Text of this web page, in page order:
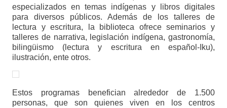
especializados en temas indígenas y libros digitales
para diversos públicos. Además de los talleres de
lectura y escritura, la biblioteca ofrece seminarios y
talleres de narrativa, legislación indígena, gastronomía,
bilingüismo (lectura y escritura en español-Iku),
ilustración, ente otros.
Estos programas benefician alrededor de 1.500
personas, que son quienes viven en los centros